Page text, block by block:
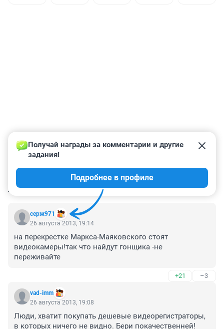
КОММЕНТАРИИ 10
серж971
Получай награды за комментарии и другие
задания!
Подробнее в профиле
26 августа 2013, 19:14
на перекрестке Маркса-Маяковского стоят
видеокамеры!так что найдут гонщика -не
переживайте
+21 –3
vad-imm
26 августа 2013, 19:08
Люди, хватит покупать дешевые видеорегистраторы,
в которых ничего не видно. Бери покачественней!